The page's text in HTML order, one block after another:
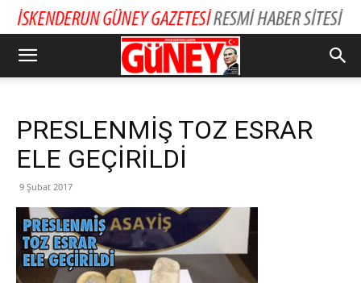
PRESLENMİŞ TOZ ESRAR
ELE GEÇİRİLDİ
9 Şubat 2017